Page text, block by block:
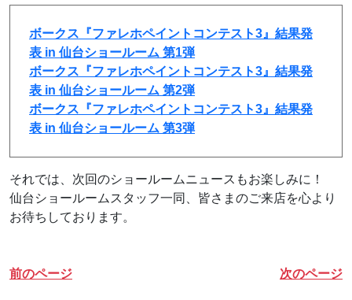
ボークス『ファレホペイントコンテスト3』結果発
表 in 仙台ショールーム 第1弾
ボークス『ファレホペイントコンテスト3』結果発
表 in 仙台ショールーム 第2弾
ボークス『ファレホペイントコンテスト3』結果発
表 in 仙台ショールーム 第3弾
それでは、次回のショールームニュースもお楽しみに！
仙台ショールームスタッフ一同、皆さまのご来店を心より
お待ちしております。
前のページ 次のページ